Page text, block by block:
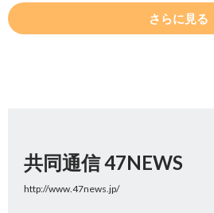
さらに見る
共同通信 47NEWS
http://www.47news.jp/